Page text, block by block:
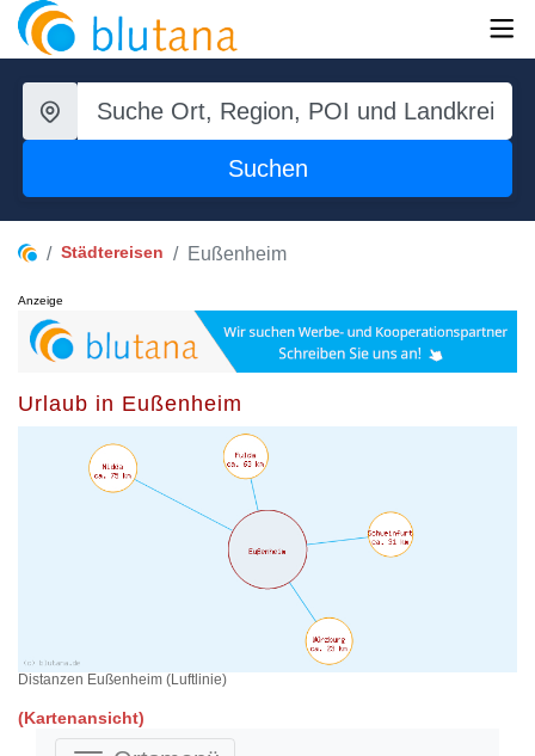
Suchen
Städtereisen Eußenheim
Anzeige
Urlaub in Eußenheim
Distanzen Eußenheim (Luftlinie)
(Kartenansicht)